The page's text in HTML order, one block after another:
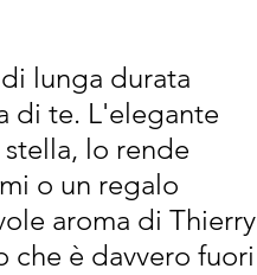
lunga durata
di te. L'elegante
lo rende
o un regalo
aroma di Thierry
che è davvero fuori